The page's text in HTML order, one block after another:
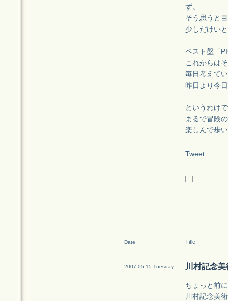
ず。
そう思うと
少しだけい
ベスト盤「
これからは
毎日考えて
昨日より今
というわけ
まるで冒険
楽しんで歩
Tweet
- -
Date Title
2007.05.15 Tuesday
-
川村記念
ちょっと前
川村記念美